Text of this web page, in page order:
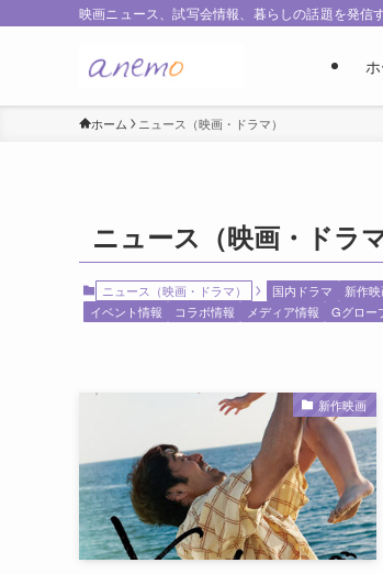
映画ニュース、試写会情報、暮らしの話題を発信
ホーム ニュース（映画・ドラマ）
ニュース（映画・ドラマ
ニュース（映画・ドラマ） 国内ドラマ 新作映
イベント情報
コラボ情報 メディア情報 Gグロー
新作映画